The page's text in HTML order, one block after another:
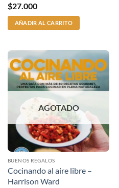
$27.000
AÑADIR AL CARRITO
AGOTADO
BUENOS REGALOS
Cocinando al aire libre –
Harrison Ward